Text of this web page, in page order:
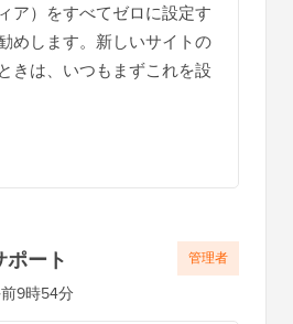
ア）をすべてゼロに設定す
めします。新しいサイトの
きは、いつもまずこれを設
ート
9時54分
管理者